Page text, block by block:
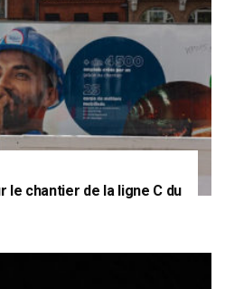
le chantier de la ligne C du